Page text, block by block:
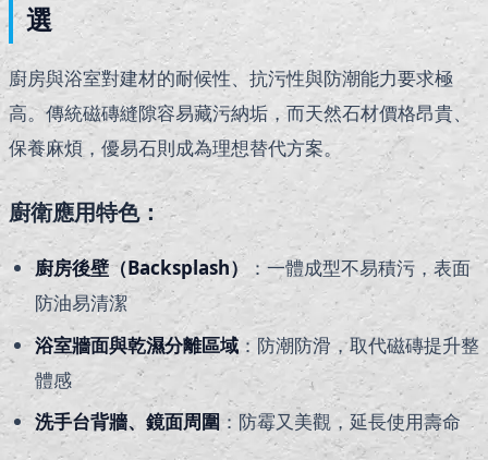
選
廚房與浴室對建材的耐候性、抗污性與防潮能力要求極
高。傳統磁磚縫隙容易藏污納垢，而天然石材價格昂貴、
保養麻煩，優易石則成為理想替代方案。
廚衛應用特色：
廚房後壁（Backsplash） ：一體成型不易積污，表面
防油易清潔
浴室牆面與乾濕分離區域：防潮防滑，取代磁磚提升整
體感
洗手台背牆、鏡面周圍：防霉又美觀，延長使用壽命